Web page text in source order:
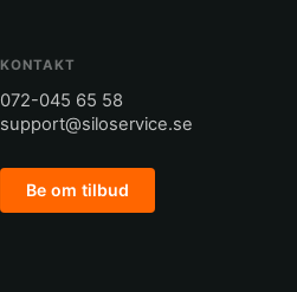
KONTAKT
072-045 65 58
support@siloservice.se
Be om tilbud